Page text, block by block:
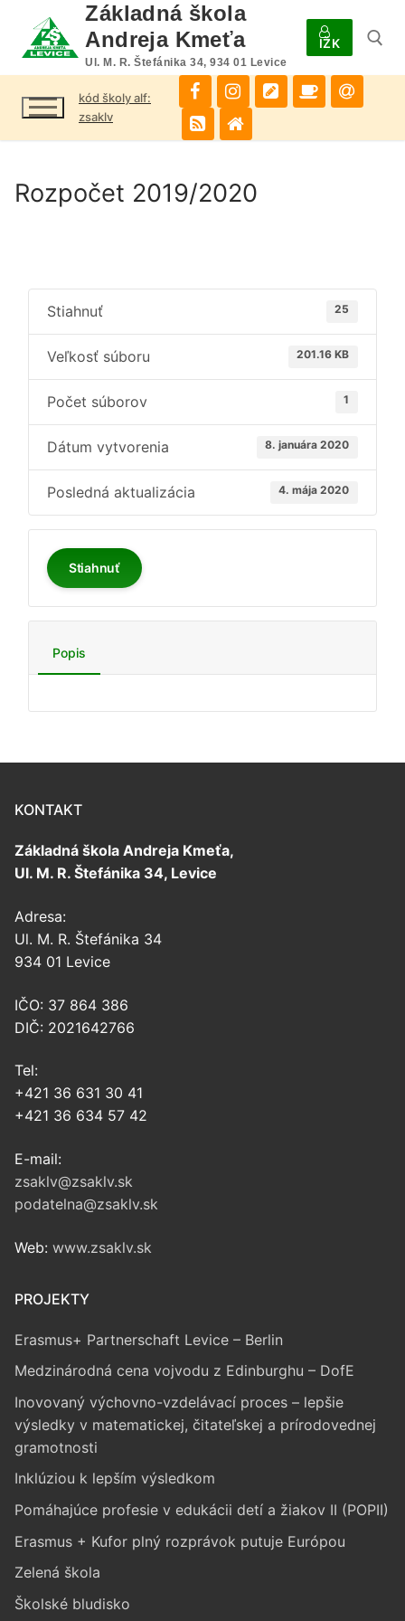
obsah
Základná škola
Andreja Kmeťa
Ul. M. R. Štefánika 34, 934 01 Levice
IŽK
Hľadať:
kód školy alf:
zsaklv
Rozpočet 2019/2020
Stiahnuť 25
Veľkosť súboru 201.16 KB
Počet súborov 1
Dátum vytvorenia 8. januára 2020
Posledná aktualizácia 4. mája 2020
Stiahnuť
Popis
KONTAKT
Základná škola Andreja Kmeťa,
Ul. M. R. Štefánika 34, Levice
Adresa:
Ul. M. R. Štefánika 34
934 01 Levice
IČO: 37 864 386
DIČ: 2021642766
Tel:
+421 36 631 30 41
+421 36 634 57 42
E-mail:
zsaklv@zsaklv.sk
podatelna@zsaklv.sk
Web: www.zsaklv.sk
PROJEKTY
Erasmus+ Partnerschaft Levice – Berlin
Medzinárodná cena vojvodu z Edinburghu – DofE
Inovovaný výchovno-vzdelávací proces – lepšie
výsledky v matematickej, čitateľskej a prírodovednej
gramotnosti
Inklúziou k lepším výsledkom
Pomáhajúce profesie v edukácii detí a žiakov II (POPII)
Erasmus + Kufor plný rozprávok putuje Európou
Zelená škola
Školské bludisko